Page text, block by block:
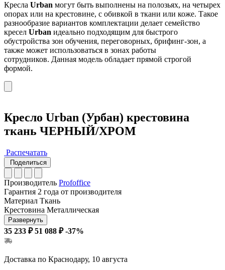
Кресла Urban могут быть выполнены на полозьях, на четырех
опорах или на крестовине, с обивкой в ткани или коже. Такое
разнообразие вариантов комплектации делает семейство
кресел Urban идеально подходящим для быстрого
обустройства зон обучения, переговорных, брифинг-зон, а
также может использоваться в зонах работы
сотрудников. Данная модель обладает прямой строгой
формой.
Кресло Urban (Урбан) крестовина
ткань ЧЕРНЫЙ/ХРОМ
Распечатать
Поделиться
Производитель Profoffice
Гарантия 2 года от производителя
Материал Ткань
Крестовина Металлическая
Развернуть
35 233 ₽ 51 088 ₽ -37%
Доставка по Краснодару, 10 августа